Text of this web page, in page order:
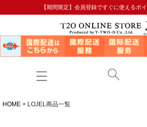
【期間限定】会員登録ですぐに使えるポ
HOME LOJEL商品一覧